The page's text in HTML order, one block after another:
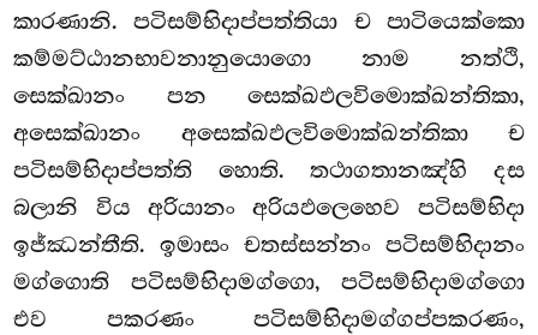
කාරණානි. පටිසම්භිදාප්පත්තියා ච පාටියෙක්කො
කම්මට්ඨානභාවනානුයොගො නාම නත්ථි,
සෙක්ඛානං පන සෙක්ඛඵලවිමොක්ඛන්තිකා,
අසෙක්ඛානං අසෙක්ඛඵලවිමොක්ඛන්තිකා ච
පටිසම්භිදාප්පත්ති හොති. තථාගතානඤ්හි දස
බලානි විය අරියානං අරියඵලෙහෙව පටිසම්භිදා
ඉජ්ඣන්තීති. ඉමාසං චතස්සන්නං පටිසම්භිදානං
මග්ගොති පටිසම්භිදාමග්ගො, පටිසම්භිදාමග්ගො
එව පකරණං පටිසම්භිදාමග්ගප්පකරණං,